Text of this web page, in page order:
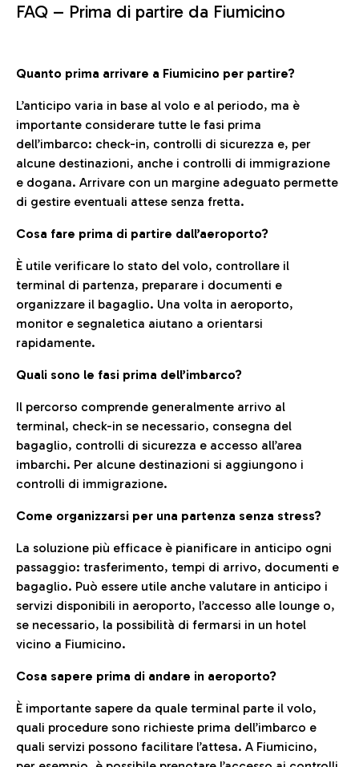
FAQ – Prima di partire da Fiumicino
Quanto prima arrivare a Fiumicino per partire?
L’anticipo varia in base al volo e al periodo, ma è
importante considerare tutte le fasi prima
dell’imbarco: check-in, controlli di sicurezza e, per
alcune destinazioni, anche i controlli di immigrazione
e dogana. Arrivare con un margine adeguato permette
di gestire eventuali attese senza fretta.
Cosa fare prima di partire dall’aeroporto?
È utile verificare lo stato del volo, controllare il
terminal di partenza, preparare i documenti e
organizzare il bagaglio. Una volta in aeroporto,
monitor e segnaletica aiutano a orientarsi
rapidamente.
Quali sono le fasi prima dell’imbarco?
Il percorso comprende generalmente arrivo al
terminal, check-in se necessario, consegna del
bagaglio, controlli di sicurezza e accesso all’area
imbarchi. Per alcune destinazioni si aggiungono i
controlli di immigrazione.
Come organizzarsi per una partenza senza stress?
La soluzione più efficace è pianificare in anticipo ogni
passaggio: trasferimento, tempi di arrivo, documenti e
bagaglio. Può essere utile anche valutare in anticipo i
servizi disponibili in aeroporto, l’accesso alle lounge o,
se necessario, la possibilità di fermarsi in un hotel
vicino a Fiumicino.
Cosa sapere prima di andare in aeroporto?
È importante sapere da quale terminal parte il volo,
quali procedure sono richieste prima dell’imbarco e
quali servizi possono facilitare l’attesa. A Fiumicino,